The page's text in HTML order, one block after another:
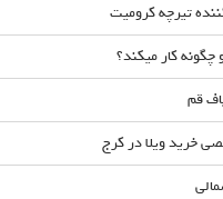
تیرچه کرومیت
کار میکند؟
قم
خرید ویلا در کرج